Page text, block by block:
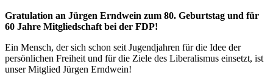
Gratulation an Jürgen Erndwein zum 80. Geburtstag und für
60 Jahre Mitgliedschaft bei der FDP!
Ein Mensch, der sich schon seit Jugendjahren für die Idee der
persönlichen Freiheit und für die Ziele des Liberalismus einsetzt, ist
unser Mitglied Jürgen Erndwein!